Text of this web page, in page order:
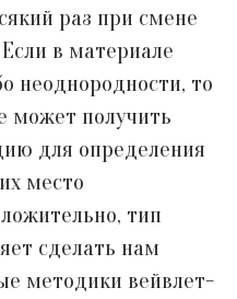
раз при смене
в материале
неоднородности, то
может получить
для определения
место
тип
сделать нам
методики вейвлет-